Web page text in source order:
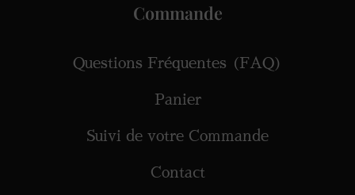
Commande
Questions Fréquentes (FAQ)
Panier
Suivi de votre Commande
Contact